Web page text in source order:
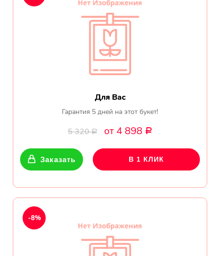
Для Вас
Гарантия 5 дней на этот букет!
5 320Р от 4 898 Р
Заказать В 1 КЛИК
-8%